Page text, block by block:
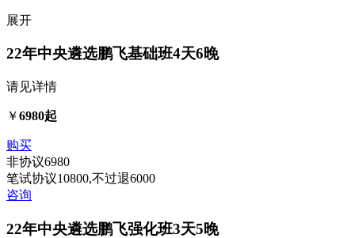
展开
22年中央遴选鹏飞基础班4天6晚
请见详情
￥6980起
购买
非协议6980
笔试协议10800,不过退6000
咨询
22年中央遴选鹏飞强化班3天5晚